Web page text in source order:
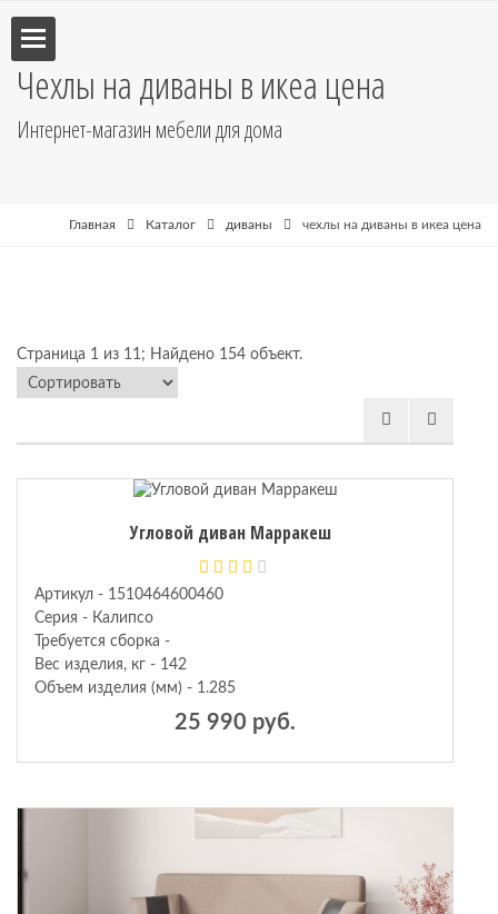
Чехлы на диваны в икеа цена
Интернет-магазин мебели для дома
Главная Каталог диваны чехлы на диваны в икеа цена
Страница 1 из 11; Найдено 154 объект.
Угловой диван Марракеш
Артикул - 1510464600460
Серия - Калипсо
Требуется сборка -
Вес изделия, кг - 142
Объем изделия (мм) - 1.285
25 990 руб.